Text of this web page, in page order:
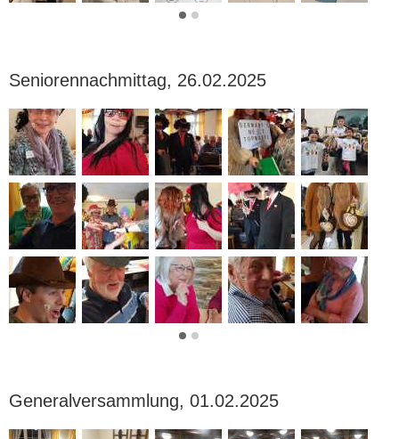
Seniorennachmittag, 26.02.2025
Generalversammlung, 01.02.2025